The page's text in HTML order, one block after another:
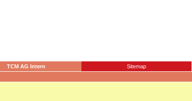
TCM AG Intern
Sitemap